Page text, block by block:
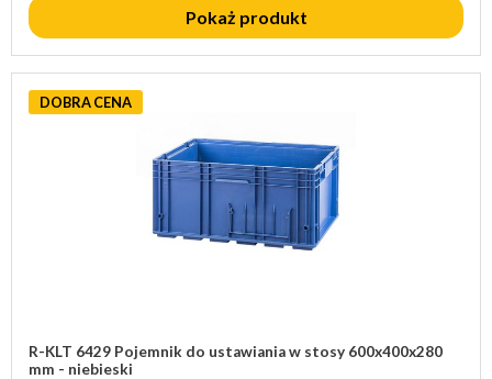
Pokaż produkt
DOBRA CENA
R-KLT 6429 Pojemnik do ustawiania w stosy 600x400x280
mm - niebieski